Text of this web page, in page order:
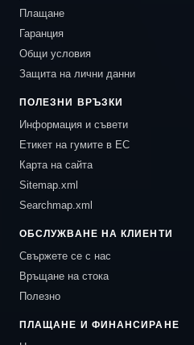
Плащане
Гаранция
Общи условия
Защита на лични данни
ПОЛЕЗНИ ВРЪЗКИ
Информация и съвети
Етикет на гумите в ЕС
Карта на сайта
Sitemap.xml
Searchmap.xml
ОБСЛУЖВАНЕ НА КЛИЕНТИ
Свържете се с нас
Връщане на стока
Полезно
ПЛАЩАНЕ И ФИНАНСИРАНЕ